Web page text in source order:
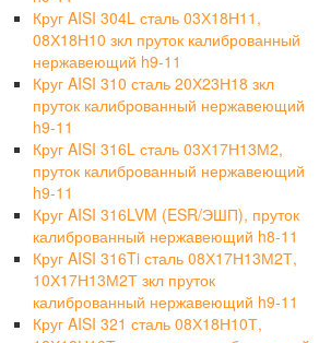
Круг AISI 304L сталь 03Х18Н11,
08Х18Н10 зкл пруток калиброванный
нержавеющий h9-11
Круг AISI 310 сталь 20Х23Н18 зкл
пруток калиброванный нержавеющий
h9-11
Круг AISI 316L сталь 03Х17Н13М2,
пруток калиброванный нержавеющий
h9-11
Круг AISI 316LVM (ESR/ЭШП), пруток
калиброванный нержавеющий h8-11
Круг AISI 316Ti сталь 08Х17Н13М2Т,
10Х17Н13М2Т зкл пруток
калиброванный нержавеющий h9-11
Круг AISI 321 сталь 08Х18Н10Т,